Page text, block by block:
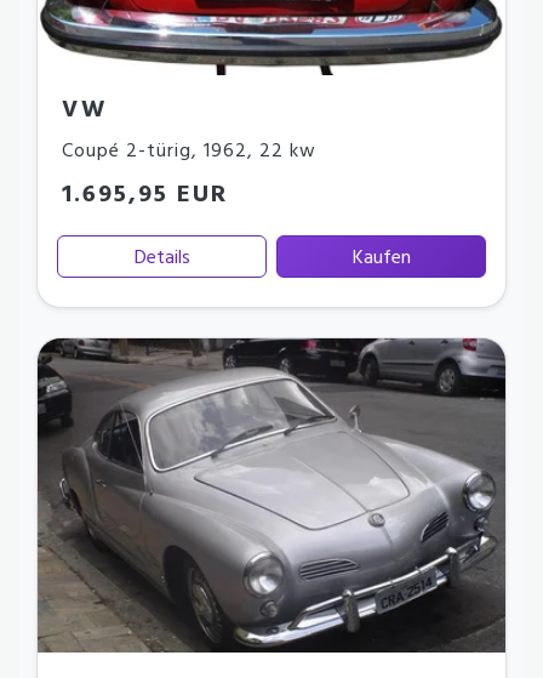
VW
Coupé 2-türig, 1962, 22 kw
1.695,95 EUR
Details Kaufen